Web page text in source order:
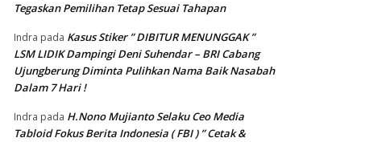
Tegaskan Pemilihan Tetap Sesuai Tahapan
Indra pada Kasus Stiker ” DIBITUR MENUNGGAK ”
LSM LIDIK Dampingi Deni Suhendar – BRI Cabang
Ujungberung Diminta Pulihkan Nama Baik Nasabah
Dalam 7 Hari !
Indra pada H.Nono Mujianto Selaku Ceo Media
Tabloid Fokus Berita Indonesia ( FBI ) ” Cetak &